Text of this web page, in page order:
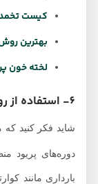
کیست تخمدان
بهترین روش
لخته خون
شاید فکر کنید که
دوره‌های پریود